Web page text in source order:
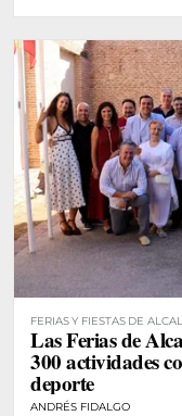
FERIAS Y FIESTAS DE
Las Ferias de
300 actividades
deporte
ANDRÉS FIDALGO